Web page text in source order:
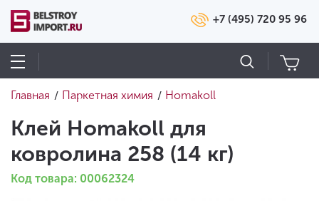
+7 (495) 720 95 96
Главная / Паркетная химия / Homakoll
Клей Homakoll для
ковролина 258 (14 кг)
Код товара: 00062324